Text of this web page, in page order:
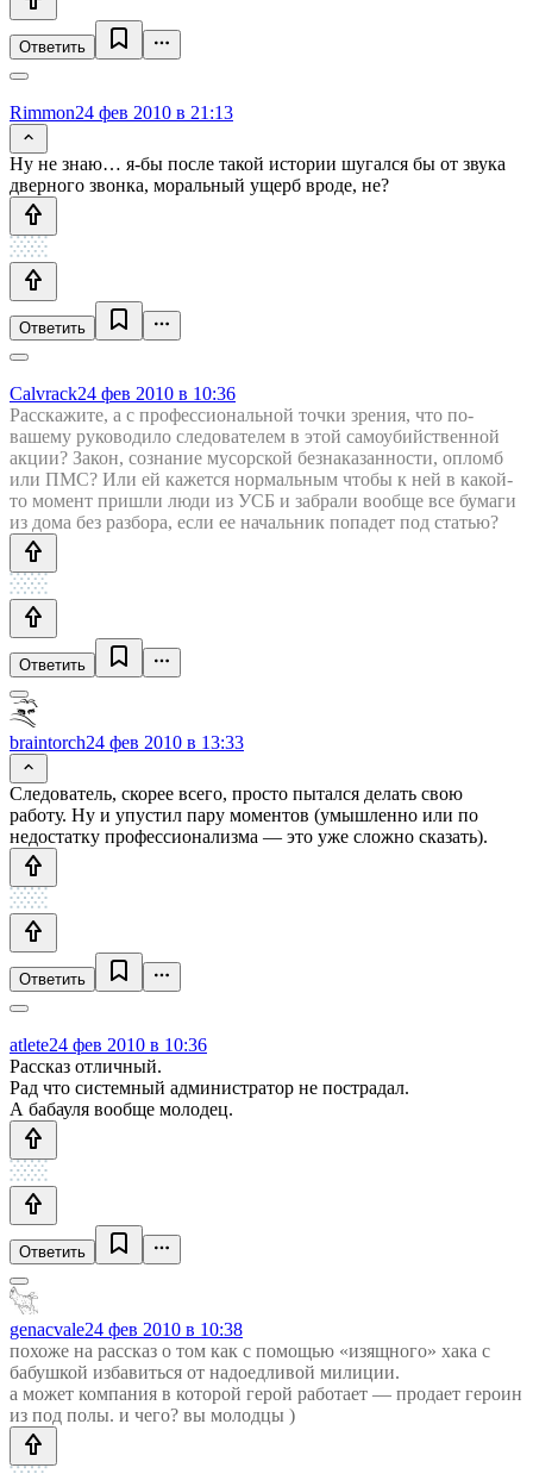
Ответить
Rimmon24 фев 2010 в 21:13
Ну не знаю… я-бы после такой истории шугался бы от звука
дверного звонка, моральный ущерб вроде, не?
Ответить
Calvrack24 фев 2010 в 10:36
Расскажите, а с профессиональной точки зрения, что по-
вашему руководило следователем в этой самоубийственной
акции? Закон, сознание мусорской безнаказанности, опломб
или ПМС? Или ей кажется нормальным чтобы к ней в какой-
то момент пришли люди из УСБ и забрали вообще все бумаги
из дома без разбора, если ее начальник попадет под статью?
Ответить
braintorch24 фев 2010 в 13:33
Следователь, скорее всего, просто пытался делать свою
работу. Ну и упустил пару моментов (умышленно или по
недостатку профессионализма — это уже сложно сказать).
Ответить
atlete24 фев 2010 в 10:36
Рассказ отличный.
Рад что системный администратор не пострадал.
А бабауля вообще молодец.
Ответить
genacvale24 фев 2010 в 10:38
похоже на рассказ о том как с помощью «изящного» хака с
бабушкой избавиться от надоедливой милиции.
а может компания в которой герой работает — продает героин
из под полы. и чего? вы молодцы )